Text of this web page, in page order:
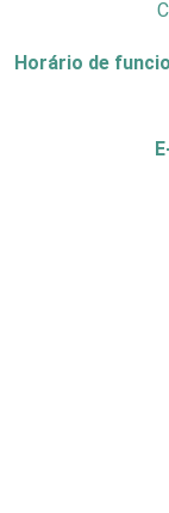
Horário de